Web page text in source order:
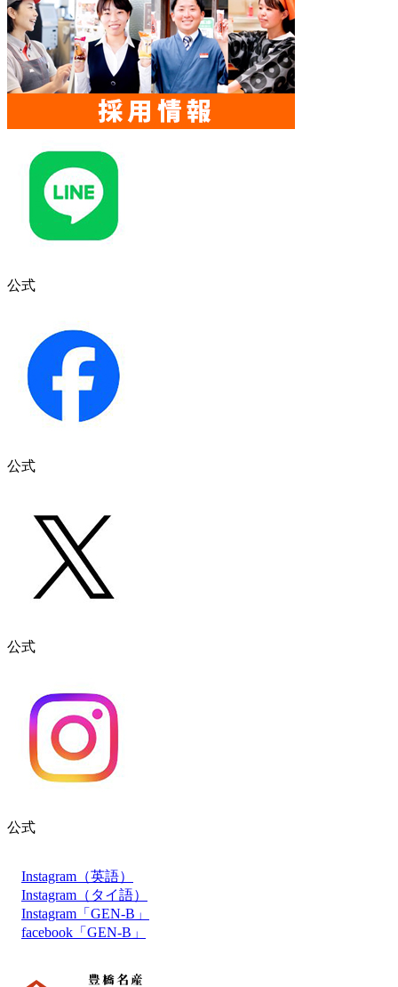
公式
公式
公式
公式
Instagram（英語）
Instagram（タイ語）
Instagram「GEN-B」
facebook「GEN-B」